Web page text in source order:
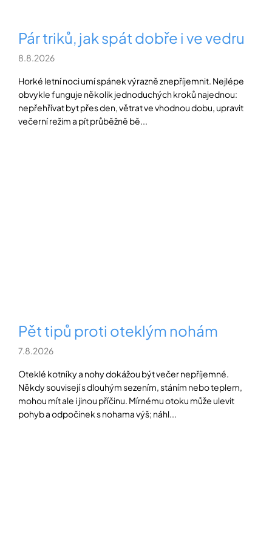
Pár triků, jak spát dobře i ve vedru
8.8.2026
Horké letní noci umí spánek výrazně znepříjemnit. Nejlépe
obvykle funguje několik jednoduchých kroků najednou:
nepřehřívat byt přes den, větrat ve vhodnou dobu, upravit
večerní režim a pít průběžně bě...
Pět tipů proti oteklým nohám
7.8.2026
Oteklé kotníky a nohy dokážou být večer nepříjemné.
Někdy souvisejí s dlouhým sezením, stáním nebo teplem,
mohou mít ale i jinou příčinu. Mírnému otoku může ulevit
pohyb a odpočinek s nohama výš; náhl...